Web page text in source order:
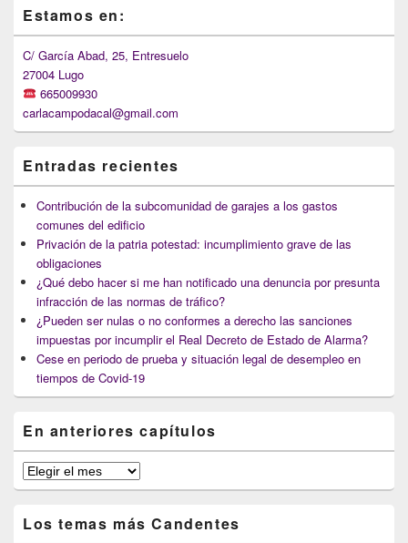
Sidebar
Widget
Area
Estamos en:
C/ García Abad, 25, Entresuelo
27004 Lugo
665009930
carlacampodacal@gmail.com
Entradas recientes
Contribución de la subcomunidad de garajes a los gastos
comunes del edificio
Privación de la patria potestad: incumplimiento grave de las
obligaciones
¿Qué debo hacer si me han notificado una denuncia por presunta
infracción de las normas de tráfico?
¿Pueden ser nulas o no conformes a derecho las sanciones
impuestas por incumplir el Real Decreto de Estado de Alarma?
Cese en periodo de prueba y situación legal de desempleo en
tiempos de Covid-19
En anteriores capítulos
En
anteriores
Los temas más Candentes